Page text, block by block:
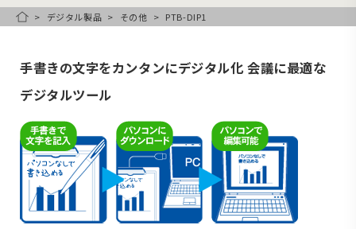
HOMEデジタル製品 その他 PTB-DIP1
手書きの文字をカンタンにデジタル化 会議に最適な
デジタルツール